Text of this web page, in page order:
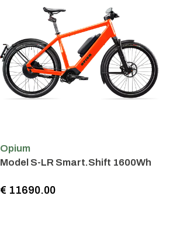
Opium
Model S-LR Smart.Shift 1600Wh
€ 11690.00